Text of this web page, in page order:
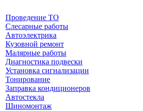
Проведение ТО
Слесарные работы
Автоэлектрика
Кузовной ремонт
Малярные работы
Диагностика подвески
Установка сигнализации
Тонирование
Заправка кондиционеров
Автостекла
Шиномонтаж